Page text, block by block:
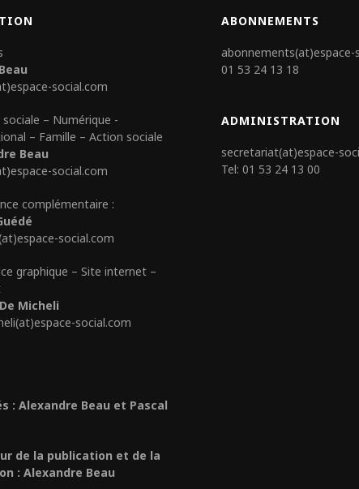
social.com
– Numérique -
– Famille – Action sociale
Beau
social.com
complémentaire :
social.com
graphique – Site internet –
Micheli
social.com
: Alexandre Beau et Pascal
de la publication et de la
: Alexandre Beau
ABONNEMENTS
abonnements(at)espace-
01 53 24 13 18
ADMINISTRATION
secretariat(at)espace-
Tel: 01 53 24 13 00